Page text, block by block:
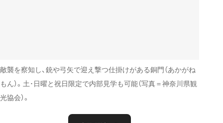
敵襲を察知し、銃や弓矢で迎え撃つ仕掛けがある銅門（あかがね
もん）。土･日曜と祝日限定で内部見学も可能（写真＝神奈川県観
光協会）。